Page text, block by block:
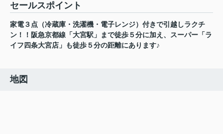
セールスポイント
家電３点（冷蔵庫・洗濯機・電子レンジ）付きで引越しラクチ
ン！！阪急京都線「大宮駅」まで徒歩５分に加え、スーパー「ラ
イフ四条大宮店」も徒歩５分の距離にあります♪
地図